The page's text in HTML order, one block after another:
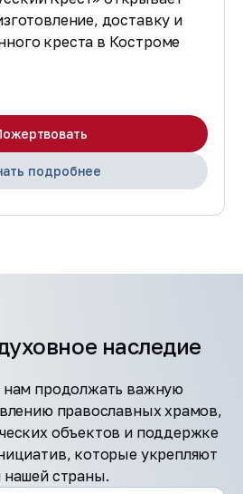
доставку и
креста в Костроме
подробнее
наследие
продолжать важную
православных храмов,
объектов и поддержке
которые укрепляют
страны.